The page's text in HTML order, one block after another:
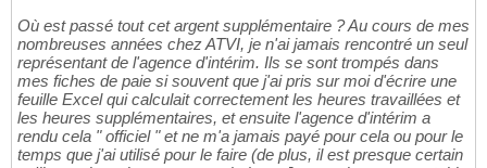
Où est passé tout cet argent supplémentaire ? Au cours de mes
nombreuses années chez ATVI, je n'ai jamais rencontré un seul
représentant de l'agence d'intérim. Ils se sont trompés dans
mes fiches de paie si souvent que j'ai pris sur moi d'écrire une
feuille Excel qui calculait correctement les heures travaillées et
les heures supplémentaires, et ensuite l'agence d'intérim a
rendu cela " officiel " et ne m'a jamais payé pour cela ou pour le
temps que j'ai utilisé pour le faire (de plus, il est presque certain